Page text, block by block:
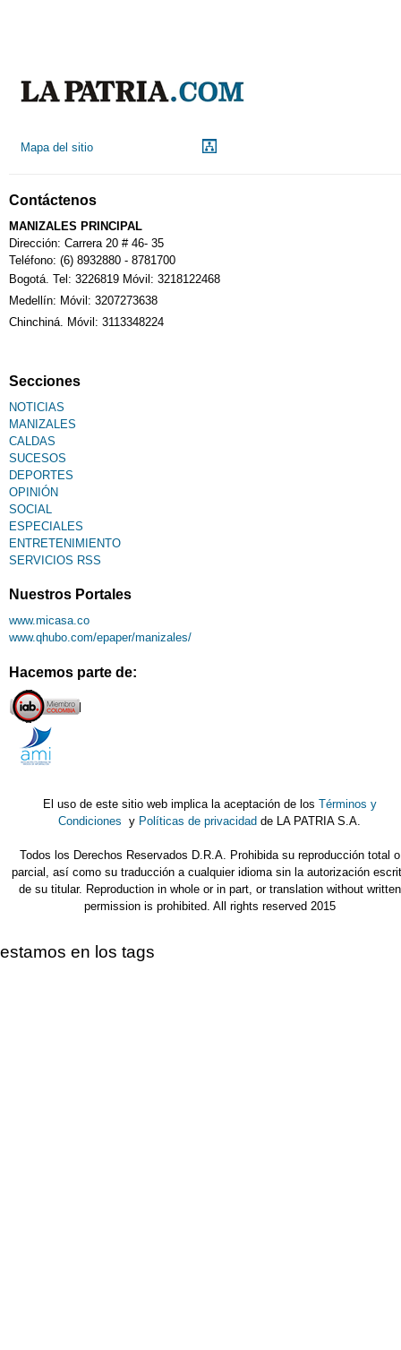
Mapa del sitio
Contáctenos
MANIZALES PRINCIPAL
Dirección: Carrera 20 # 46- 35
Teléfono: (6) 8932880 - 8781700
Bogotá. Tel: 3226819 Móvil: 3218122468
Medellín: Móvil: 3207273638
Chinchiná. Móvil: 3113348224
Secciones
NOTICIAS
MANIZALES
CALDAS
SUCESOS
DEPORTES
OPINIÓN
SOCIAL
ESPECIALES
ENTRETENIMIENTO
SERVICIOS RSS
Nuestros Portales
www.micasa.co
www.qhubo.com/epaper/manizales/
Hacemos parte de:
El uso de este sitio web implica la aceptación de los Términos y
Condiciones y Políticas de privacidad de LA PATRIA S.A.
Todos los Derechos Reservados D.R.A. Prohibida su reproducción total o
parcial, así como su traducción a cualquier idioma sin la autorización
de su titular. Reproduction in whole or in part, or translation without written
permission is prohibited. All rights reserved 2015
estamos en los tags